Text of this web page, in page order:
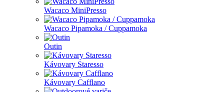
Wacaco MiniPresso
Wacaco Pipamoka / Cuppamoka
Outin
Kávovary Staresso
Kávovary Cafflano